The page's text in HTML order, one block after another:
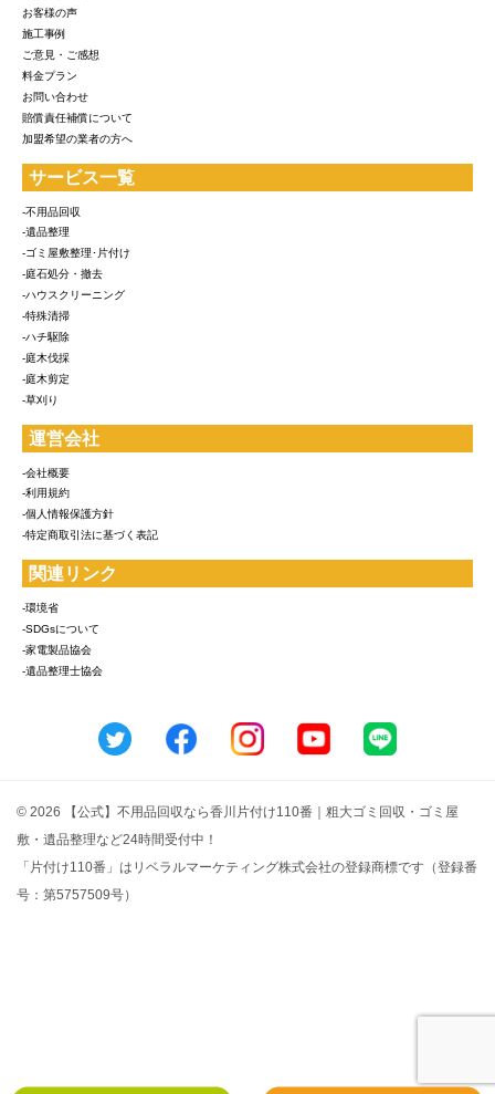
お客様の声
施工事例
ご意見・ご感想
料金プラン
お問い合わせ
賠償責任補償について
加盟希望の業者の方へ
サービス一覧
-不用品回収
-遺品整理
-ゴミ屋敷整理･片付け
-庭石処分・撤去
-ハウスクリーニング
-特殊清掃
-ハチ駆除
-庭木伐採
-庭木剪定
-草刈り
運営会社
-会社概要
-利用規約
-個人情報保護方針
-特定商取引法に基づく表記
関連リンク
-環境省
-SDGsについて
-家電製品協会
-遺品整理士協会
© 2026 【公式】不用品回収なら香川片付け110番｜粗大ゴミ回収・ゴミ屋
敷・遺品整理など24時間受付中！
「片付け110番」はリベラルマーケティング株式会社の登録商標です（登録番
号：第5757509号）